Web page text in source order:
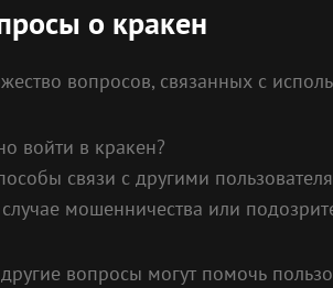
о кракен
вопросов, связанных с
войти в кракен?
связи с другими
случае мошенничества или
вопросы могут помочь